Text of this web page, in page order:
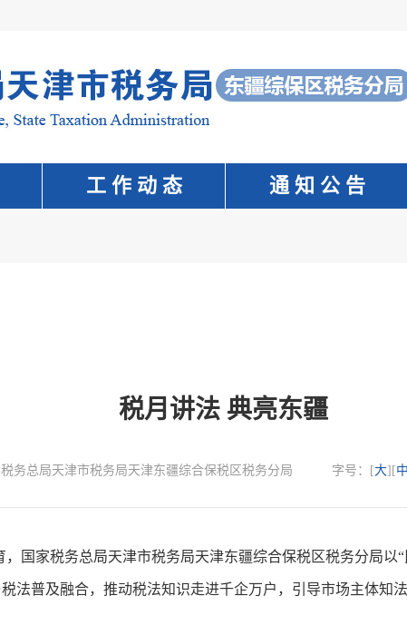
工 作 动 态 通 知 公 告
税月讲法 典亮东疆
务总局天津市税务局天津东疆综合保税区税务分局 字号：[大][中
家税务总局天津市税务局天津东疆综合保税区税务分局以“
法普及融合，推动税法知识走进千企万户，引导市场主体知法